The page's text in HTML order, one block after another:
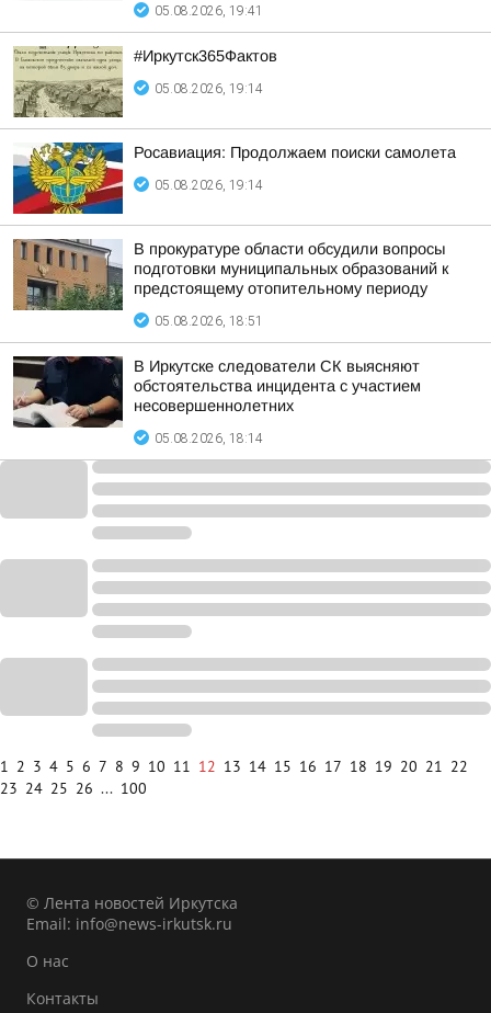
05.08.2026, 19:41
#Иркутск365Фактов
05.08.2026, 19:14
Росавиация: Продолжаем поиски самолета
05.08.2026, 19:14
В прокуратуре области обсудили вопросы
подготовки муниципальных образований к
предстоящему отопительному периоду
05.08.2026, 18:51
В Иркутске следователи СК выясняют
обстоятельства инцидента с участием
несовершеннолетних
05.08.2026, 18:14
1 2 3 4 5 6 7 8 9 10 11 12 13 14 15 16 17 18 19 20 21 22
23 24 25 26 ... 100
© Лента новостей Иркутска
Email: info@news-irkutsk.ru
О нас
Контакты